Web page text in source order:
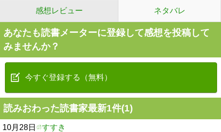
感想レビュー ネタバレ
あなたも読書メーターに登録して感想を投稿して
みませんか？
今すぐ登録する（無料）
読みおわった読書家最新1件(1)
10月28日 すすき